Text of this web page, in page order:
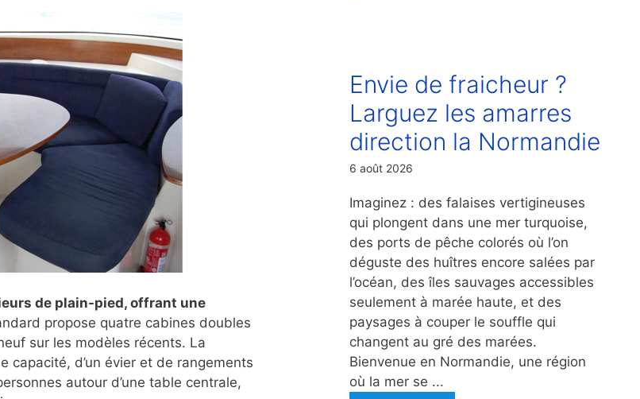
de plain-pied, offrant une
propose quatre cabines doubles
sur les modèles récents. La
capacité, d’un évier et de rangements
autour d’une table centrale,
Envie de fraicheur ?
Larguez les amarres
direction la Normandie
6 août 2026
Imaginez : des falaises vertigineuses
qui plongent dans une mer turquoise,
des ports de pêche colorés où l’on
déguste des huîtres encore salées par
l’océan, des îles sauvages accessibles
seulement à marée haute, et des
paysages à couper le souffle qui
changent au gré des marées.
Bienvenue en Normandie, une région
où la mer se ...